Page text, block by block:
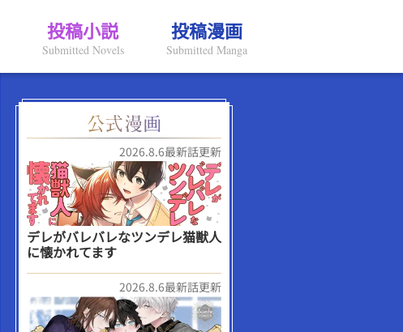
投稿小説
Submitted Novels
投稿漫画
Submitted Manga
2026.8.6最新話更新
デレがバレバレなツンデレ猫獣人
に懐かれてます
2026.8.6最新話更新